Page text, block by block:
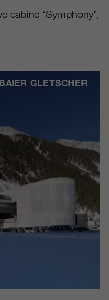
cabine “Symphony”,
GLETSCHER